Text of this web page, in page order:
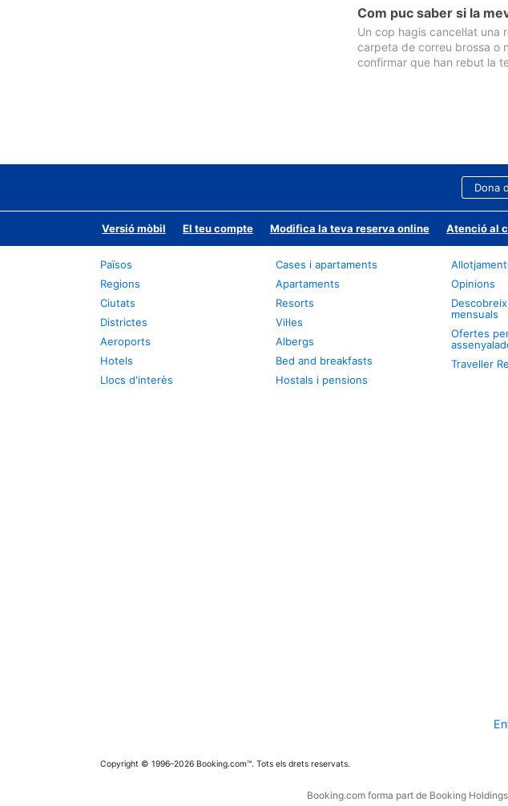
Com puc saber si la
Un cop hagis cancel·lat una
carpeta de correu brossa o
confirmar que han rebut la
Dona
Versió mòbil El teu compte Modifica la teva reserva online Atenció al
Països
Regions
Ciutats
Districtes
Aeroports
Hotels
Llocs d'interès
Cases i apartaments
Apartaments
Resorts
Vil·les
Albergs
Bed and breakfasts
Hostals i pensions
Opinions
mensuals
Ofertes
Traveller
Copyright © 1996–2026 Booking.com™. Tots els drets reservats.
Booking.com forma part de Booking